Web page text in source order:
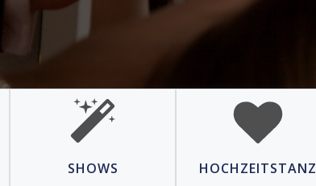
SHOWS
HOCHZEITSTANZ